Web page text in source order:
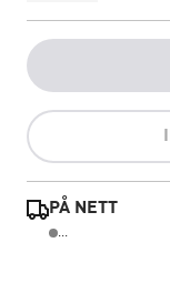
PÅ NETT
...